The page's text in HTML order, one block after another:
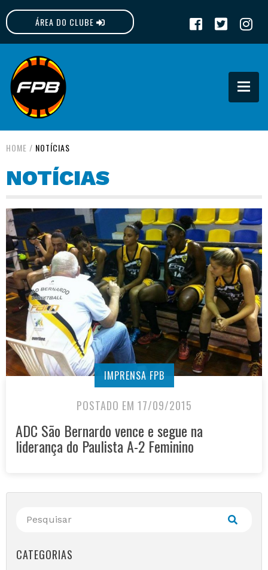
ÁREA DO CLUBE
FPB
HOME / NOTÍCIAS
NOTÍCIAS
IMPRENSA FPB
POSTADO EM 17/09/2015
ADC São Bernardo vence e segue na
liderança do Paulista A-2 Feminino
CATEGORIAS